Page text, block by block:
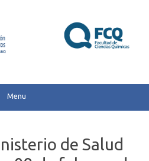
Menu
de Salud